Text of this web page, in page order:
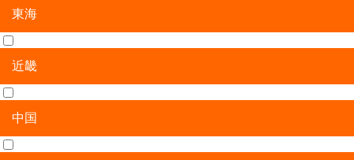
茨城県
栃木県
群馬県
埼玉県
千葉県
東京都
神奈川県
山梨県
長野県
東海
岐阜県
静岡県
愛知県
三重県
近畿
滋賀県
京都府
大阪府
兵庫県
奈良県
和歌山県
中国